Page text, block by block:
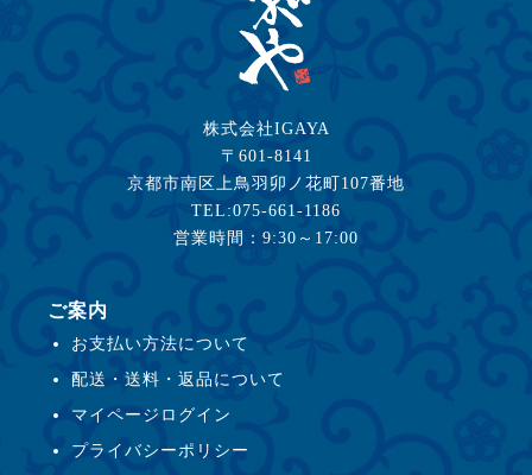
株式会社IGAYA
〒601-8141
京都市南区上鳥羽卯ノ花町107番地
TEL:075-661-1186
営業時間：9:30～17:00
ご案内
お支払い方法について
配送・送料・返品について
マイページログイン
プライバシーポリシー